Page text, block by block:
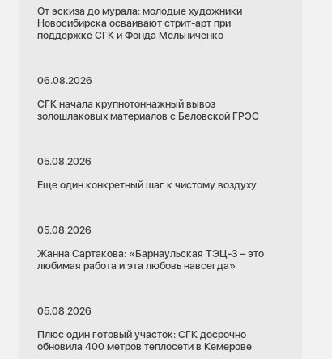
От эскиза до мурала: молодые художники
Новосибирска осваивают стрит-арт при
поддержке СГК и Фонда Мельниченко
06.08.2026
СГК начала крупнотоннажный вывоз
золошлаковых материалов с Беловской ГРЭС
05.08.2026
Еще один конкретный шаг к чистому воздуху
05.08.2026
Жанна Сартакова: «Барнаульская ТЭЦ-3 – это
любимая работа и эта любовь навсегда»
05.08.2026
Плюс один готовый участок: СГК досрочно
обновила 400 метров теплосети в Кемерове